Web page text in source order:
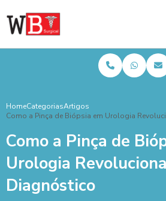
HomeCategoriasArtigos
Como a Pinça de Biópsia em Urologia
Como a Pinça de
Urologia
Diagnóstico